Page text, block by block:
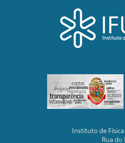
Instituto de
Rua do